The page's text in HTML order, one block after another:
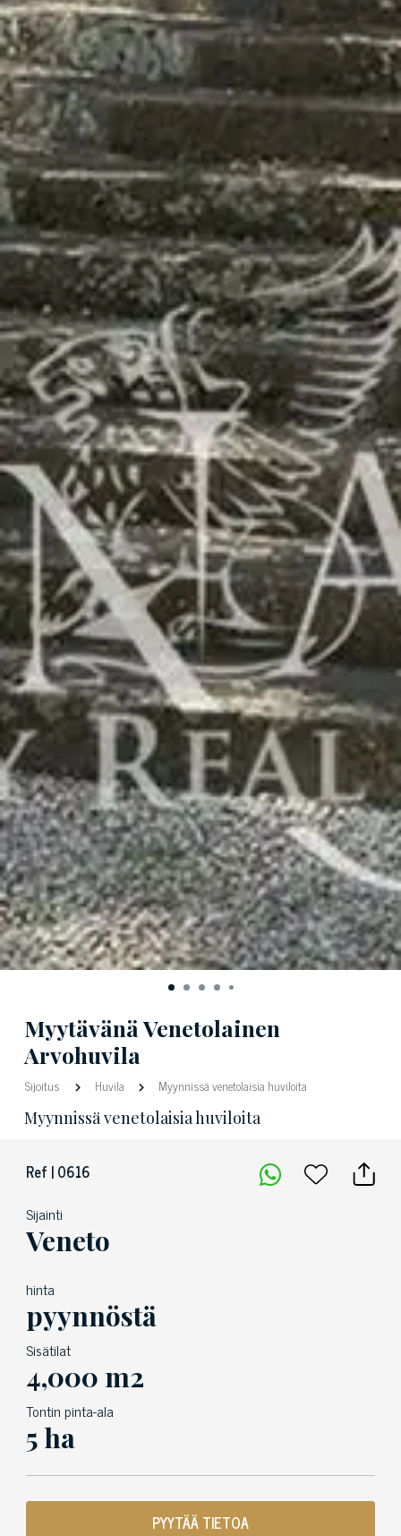
Myytävänä Venetolainen
Arvohuvila
Sijoitus Huvila Myynnissä venetolaisia huviloita
Myynnissä venetolaisia huviloita
Ref | 0616
Sijainti
Veneto
hinta
pyynnöstä
Sisätilat
4,000 m2
Tontin pinta-ala
5 ha
PYYTÄÄ TIETOA